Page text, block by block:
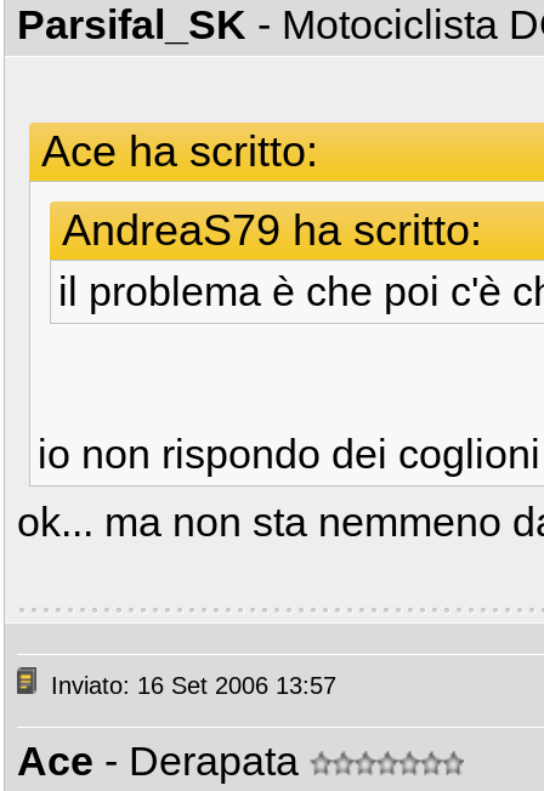
Parsifal_SK - Motociclista
Ace ha scritto:
AndreaS79 ha scritto:
il problema è che poi c'è
io non rispondo dei
ok... ma non sta nemmeno
Inviato: 16 Set 2006 13:57
Ace - Derapata